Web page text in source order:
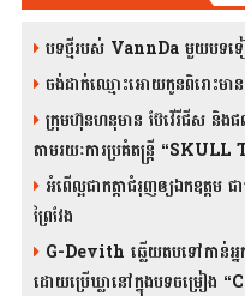
បទថ្មីរបស់ VannDa មួយបទ
ចង់ដាក់ឈ្មោះអោយកូនពិរោះមានអ
ក្រុមហ៊ុនហនុមាន ប៊ែវើរីជីស និង​ផលិ
តាមរយៈការប្រគំតន្រ្តី
អំពើល្អជាកត្តាជំរុញឲ្យឯកឧត្តម
ព្រៃវែង
G-Devith ឆ្លើយតបទៅកាន់អ្ន
ដោយប្រើឃ្លានៅក្នុងបទចម្រៀង